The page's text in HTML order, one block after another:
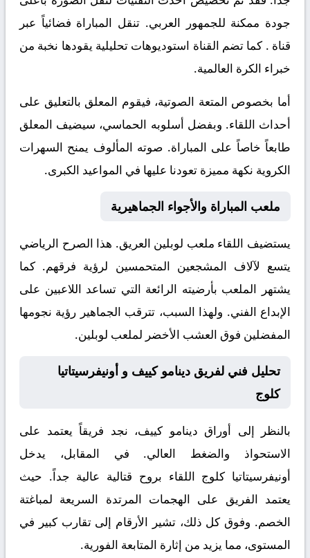
جودة ممكنة للجمهور العربي. تنقل المباراة فضائياً عبر
قناة . كما تضم القناة استوديوهات تحليلية يقودها نخبة من
خبراء الكرة العالمية.
أما بخصوص المتعة الصوتية، فيقوم المعلق بالتعليق على
أحداث اللقاء. وبفضل أسلوبه الحماسي، سيضيف المعلق
طابعاً خاصاً على المباراة. صوته المألوف يمنح السهرات
الكروية نكهة مميزة تعودنا عليها في المواعيد الكبرى.
ملعب المباراة والأجواء الجماهيرية
يستضيف اللقاء ملعب لوبلين العريق. هذا الصرح الرياضي
يتسع لآلاف المشجعين المتحمسين لرؤية فرقهم. كما
يشتهر الملعب بأرضيته الرائعة التي تساعد اللاعبين على
الإبداع الفني. ولهذا السبب، تترقب الجماهير رؤية نجومها
المفضلين فوق العشب الأخضر لملعب لوبلين.
تحليل فني لفريق دينامو كييف و أونيفرسيتاتيا
كلوج
بالنظر إلى أوراق دينامو كييف، نجد فريقاً يعتمد على
الاستحواذ والضغط العالي. في المقابل، يدخل
أونيفرسيتاتيا كلوج اللقاء بروح قتالية عالية جداً. حيث
يعتمد الفريق على الهجمات المرتدة السريعة لمباغتة
الخصم. وفوق كل ذلك، تشير الأرقام إلى تقارب كبير في
المستوى، مما يزيد من إثارة المتابعة الفورية.